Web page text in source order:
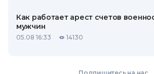
Как работает арест счетов
мужчин
05.08 16:33 14130